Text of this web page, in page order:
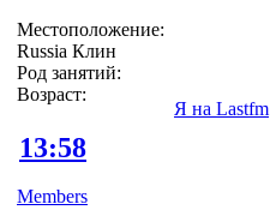
Местоположение:
Russia Клин
Род занятий:
Возраст:
Я на Lastfm
13:58
Members